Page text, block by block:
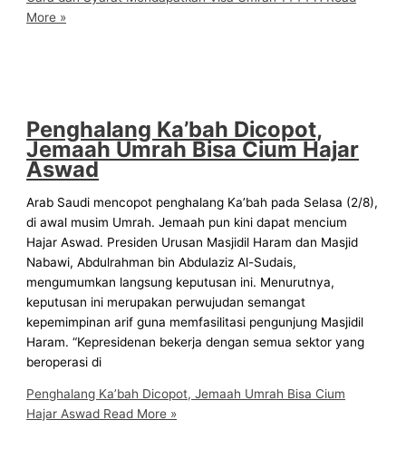
More »
Penghalang Ka’bah Dicopot,
Jemaah Umrah Bisa Cium Hajar
Aswad
Arab Saudi mencopot penghalang Ka’bah pada Selasa (2/8),
di awal musim Umrah. Jemaah pun kini dapat mencium
Hajar Aswad. Presiden Urusan Masjidil Haram dan Masjid
Nabawi, Abdulrahman bin Abdulaziz Al-Sudais,
mengumumkan langsung keputusan ini. Menurutnya,
keputusan ini merupakan perwujudan semangat
kepemimpinan arif guna memfasilitasi pengunjung Masjidil
Haram. “Kepresidenan bekerja dengan semua sektor yang
beroperasi di
Penghalang Ka’bah Dicopot, Jemaah Umrah Bisa Cium
Hajar Aswad Read More »